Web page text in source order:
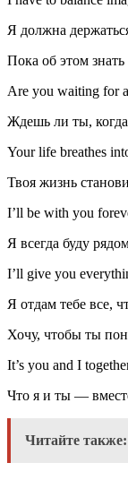
Я должна
Пока об этом
Are you waiting for
Ждешь ли ты,
Your life breathes
Твоя жизнь
I’ll be with you
Я всегда буду
I’ll give you
Я отдам тебе все,
Хочу, чтобы ты
It’s you and I
Что я и ты —
Читайте также: